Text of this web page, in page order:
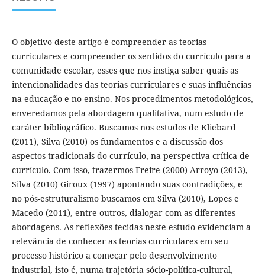
O objetivo deste artigo é compreender as teorias
curriculares e compreender os sentidos do currículo para a
comunidade escolar, esses que nos instiga saber quais as
intencionalidades das teorias curriculares e suas influências
na educação e no ensino. Nos procedimentos metodológicos,
enveredamos pela abordagem qualitativa, num estudo de
caráter bibliográfico. Buscamos nos estudos de Kliebard
(2011), Silva (2010) os fundamentos e a discussão dos
aspectos tradicionais do currículo, na perspectiva crítica de
currículo. Com isso, trazermos Freire (2000) Arroyo (2013),
Silva (2010) Giroux (1997) apontando suas contradições, e
no pós-estruturalismo buscamos em Silva (2010), Lopes e
Macedo (2011), entre outros, dialogar com as diferentes
abordagens. As reflexões tecidas neste estudo evidenciam a
relevância de conhecer as teorias curriculares em seu
processo histórico a começar pelo desenvolvimento
industrial, isto é, numa trajetória sócio-política-cultural,